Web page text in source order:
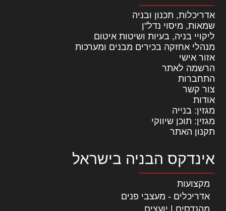
אדריכלות, תכנון ובניה
שמאות, מיסוי נדל"ן
ליקויי בניה, בעיות ושיטות איטום
מנהלי אחזקה בכירים מבנים ומערכות
אזור אישי
הרשמה לאתר
התחברות
צור קשר
אודות
מגזין: בנייה
מגזין: תוכן שיווקי
תקנון האתר
אינדקס הבניה בישראל
מקצועות
אדריכלים - מעצבי פנים
מהנדסים | יועצים